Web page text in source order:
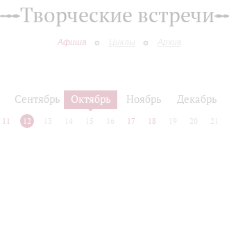
Творческие встречи
Афиша Циклы Архив
Сентябрь Октябрь Ноябрь Декабрь
11 12 13 14 15 16 17 18 19 20 21